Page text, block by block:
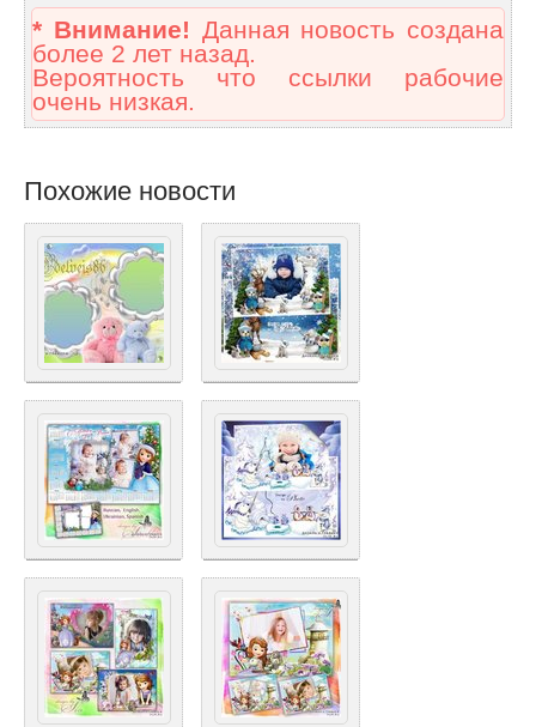
* Внимание! Данная новость создана
более 2 лет назад.
Вероятность что ссылки рабочие
очень низкая.
Похожие новости